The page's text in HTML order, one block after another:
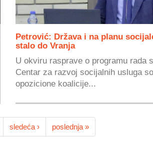
Petrović: Država i na planu
stalo do Vranja
U okviru rasprave o programu rada
Centar za razvoj socijalnih usluga
opozicione koalicije...
sledeća › poslednja »